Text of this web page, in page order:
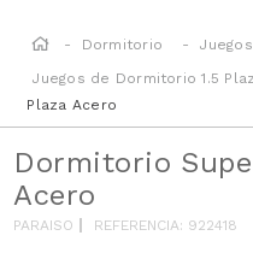
Dormitorio
Juegos de Dormitorio 1.5
Plaza Acero
Dormitorio
Acero
PARAISO REFERENCIA: 922418